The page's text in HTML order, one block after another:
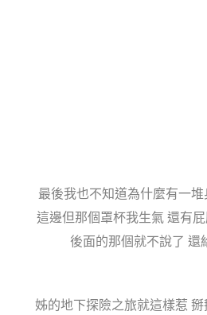
最後我也不知道為什麼有一
這邊但那個罩杯我生氣 還有
後面的那個就不說了 還
姊的地下探險之旅就這樣惹